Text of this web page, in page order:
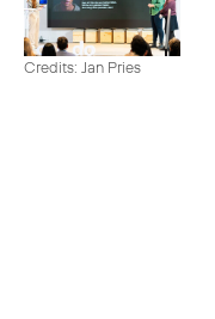
Credits: Jan Pries